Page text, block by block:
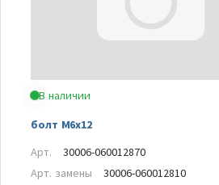
В наличии
болт М6х12
Арт.
30006-060012870
Арт. замены
30006-060012810